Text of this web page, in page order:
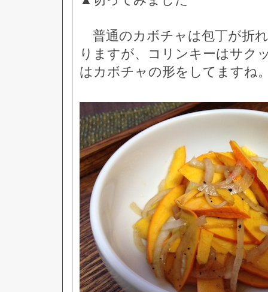
普通のカボチャは包丁が折
りますが、コリンキーはサク
はカボチャの形をしてますね